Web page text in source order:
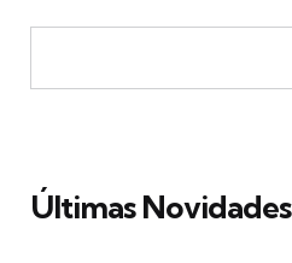
Últimas Novidades